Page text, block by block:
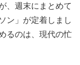
、週末にまとめて
ン」が定着しまし
るのは、現代の忙